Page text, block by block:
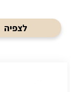
לצפיה